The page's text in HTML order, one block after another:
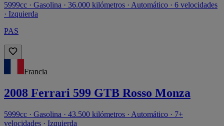
5999cc · Gasolina · 36.000 kilómetros · Automático · 6 velocidades
· Izquierda
PAS
Francia
2008 Ferrari 599 GTB Rosso Monza
5999cc · Gasolina · 43.500 kilómetros · Automático · 7+
velocidades · Izquierda